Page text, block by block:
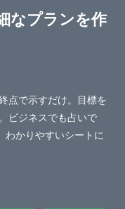
なプランを作
点で示すだけ。目標を
ビジネスでも占いで
わかりやすいシートに